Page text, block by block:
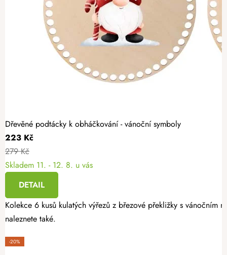
Dřevěné podtácky k obháčkování - vánoční symboly
223 Kč
279 Kč
Skladem 11. - 12. 8. u vás
DETAIL
Kolekce 6 kusů kulatých výřezů z březové překližky s
naleznete také.
-20%